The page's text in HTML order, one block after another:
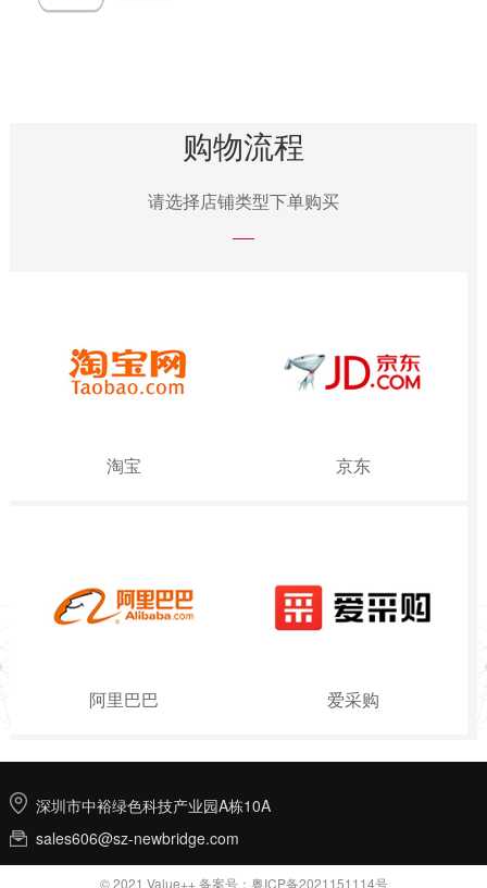
购物流程
请选择店铺类型下单购买
淘宝 京东
阿里巴巴 爱采购
深圳市中裕绿色科技产业园A栋10A
sales606@sz-newbridge.com
© 2021 Value++ 备案号：粤ICP备2021151114号